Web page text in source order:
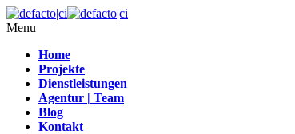
Menu
Home
Projekte
Dienstleistungen
Agentur | Team
Blog
Kontakt